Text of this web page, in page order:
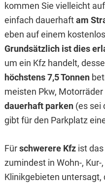
kommen Sie vielleicht
einfach dauerhaftam
eben auf einem
Grundsätzlich ist dies
um ein Kfz handelt,
höchstens 7,5 Tonnen
meisten Pkw,
dauerhaft parken(es sei
gibt für den Parkplatz
Fürschwerere Kfzist das
zumindest in Wohn-, Kur-
Klinikgebieten untersagt,